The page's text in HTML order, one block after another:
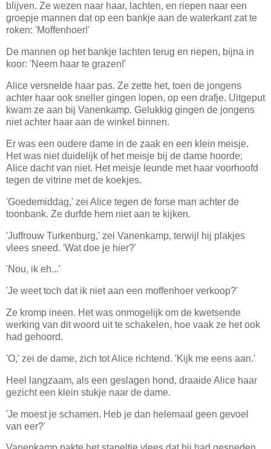
blijven. Ze wezen naar haar, lachten, en riepen naar een
groepje mannen dat op een bankje aan de waterkant zat te
roken: 'Moffenhoer!'
De mannen op het bankje lachten terug en riepen, bijna in
koor: 'Neem haar te grazen!'
Alice versnelde haar pas. Ze zette het, toen de jongens
achter haar ook sneller gingen lopen, op een drafje. Uitgeput
kwam ze aan bij Vanenkamp. Gelukkig gingen de jongens
niet achter haar aan de winkel binnen.
Er was een oudere dame in de zaak en een klein meisje.
Het was niet duidelijk of het meisje bij de dame hoorde;
Alice dacht van niet. Het meisje leunde met haar voorhoofd
tegen de vitrine met de koekjes.
'Goedemiddag,' zei Alice tegen de forse man achter de
toonbank. Ze durfde hem niet aan te kijken.
'Juffrouw Turkenburg,' zei Vanenkamp, terwijl hij plakjes
vlees sneed. 'Wat doe je hier?'
'Nou, ik eh...'
'Je weet toch dat ik niet aan een moffenhoer verkoop?'
Ze kromp ineen. Het was onmogelijk om de kwetsende
werking van dit woord uit te schakelen, hoe vaak ze het ook
had gehoord.
'O,' zei de dame, zich tot Alice richtend. 'Kijk me eens aan.'
Heel langzaam, als een geslagen hond, draaide Alice haar
gezicht een klein stukje naar de dame.
'Je moest je schamen. Heb je dan helemaal geen gevoel
van eer?'